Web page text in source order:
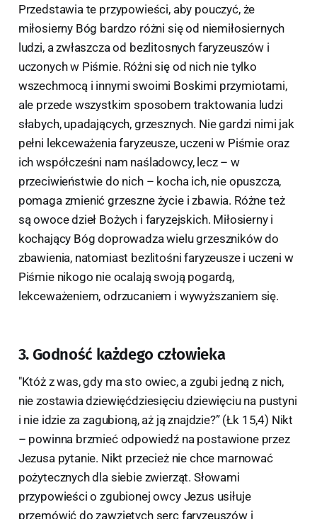
Przedstawia te przypowieści, aby pouczyć, że
miłosierny Bóg bardzo różni się od niemiłosiernych
ludzi, a zwłaszcza od bezlitosnych faryzeuszów i
uczonych w Piśmie. Różni się od nich nie tylko
wszechmocą i innymi swoimi Boskimi przymiotami,
ale przede wszystkim sposobem traktowania ludzi
słabych, upadających, grzesznych. Nie gardzi nimi jak
pełni lekceważenia faryzeusze, uczeni w Piśmie oraz
ich współcześni nam naśladowcy, lecz – w
przeciwieństwie do nich – kocha ich, nie opuszcza,
pomaga zmienić grzeszne życie i zbawia. Różne też
są owoce dzieł Bożych i faryzejskich. Miłosierny i
kochający Bóg doprowadza wielu grzeszników do
zbawienia, natomiast bezlitośni faryzeusze i uczeni w
Piśmie nikogo nie ocalają swoją pogardą,
lekceważeniem, odrzucaniem i wywyższaniem się.
3. Godność każdego człowieka
"Któż z was, gdy ma sto owiec, a zgubi jedną z nich,
nie zostawia dziewięćdziesięciu dziewięciu na pustyni
i nie idzie za zagubioną, aż ją znajdzie?” (Łk 15,4) Nikt
– powinna brzmieć odpowiedź na postawione przez
Jezusa pytanie. Nikt przecież nie chce marnować
pożytecznych dla siebie zwierząt. Słowami
przypowieści o zgubionej owcy Jezus usiłuje
przemówić do zawziętych serc faryzeuszów i